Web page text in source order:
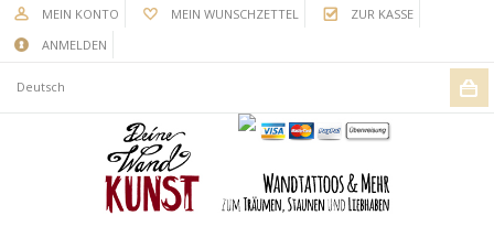
MEIN KONTO MEIN WUNSCHZETTEL
ZUR KASSE
ANMELDEN
Deutsch